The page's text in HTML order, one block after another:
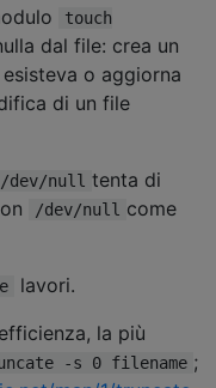
touch
dal file: crea un
o aggiorna
di un file
dev/null tenta di
/dev/null come
lavori.
la più
-s 0 filename ;